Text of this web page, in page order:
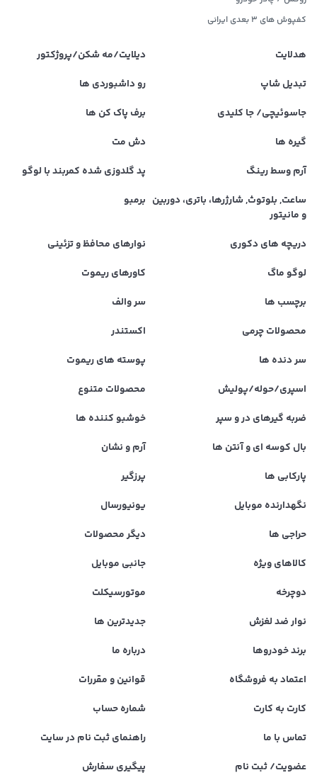
کفپوش های ۳ بعدی ایرانی
هدلایت
دیلایت/مه شکن/پروژکتور
تبدیل شاپ
رو داشبوردی ها
جاسوئیچی/ جا کلیدی
برف پاک کن ها
گیره ها
دش مت
آرم وسط رینگ
پد گلدوزی شده کمربند با لوگو
ساعت, بلوتوث, شارژرها، باتری، دوربین
و مانیتور
برمبو
دریچه های دکوری
نوارهای محافظ و تزئینی
لوگو ماگ
کاورهای ریموت
برچسب ها
سر والف
محصولات چرمی
اکستندر
سر دنده ها
پوسته های ریموت
اسپری/حوله/پولیش
محصولات متنوع
ضربه گیرهای در و سپر
خوشبو کننده ها
بال کوسه ای و آنتن ها
آرم و نشان
پارکابی ها
پرزگیر
نگهدارنده موبایل
یونیورسال
حراجی ها
دیگر محصولات
کالاهای ویژه
جانبی موبایل
دوچرخه
موتورسیکلت
نوار ضد لغزش
جدیدترین ها
برند خودروها
درباره ما
اعتماد به فروشگاه
قوانین و مقررات
کارت به کارت
شماره حساب
تماس با ما
راهنمای ثبت نام در سایت
عضویت/ ثبت نام
پیگیری سفارش